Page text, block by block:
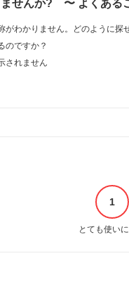
せんか? 〜 よくある
がわかりません。どのように探
のですか？
されません
1
とても使い